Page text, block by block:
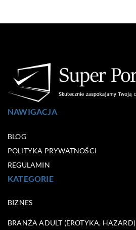
NAWIGACJA
BLOG
POLITYKA PRYWATNOŚCI
REGULAMIN
KATEGORIE
BIZNES
BRANŻA ADULT (EROTYKA, HAZARD)